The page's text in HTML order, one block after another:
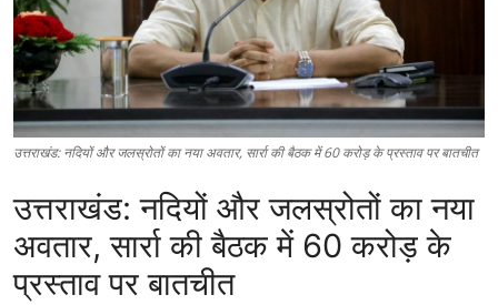
उत्तराखंड: नदियों और जलस्रोतों का नया अवतार, सार्रा की बैठक में 60 करोड़ के प्रस्ताव पर बातचीत
उत्तराखंड: नदियों और जलस्रोतों का नया
अवतार, सार्रा की बैठक में 60 करोड़ के
प्रस्ताव पर बातचीत